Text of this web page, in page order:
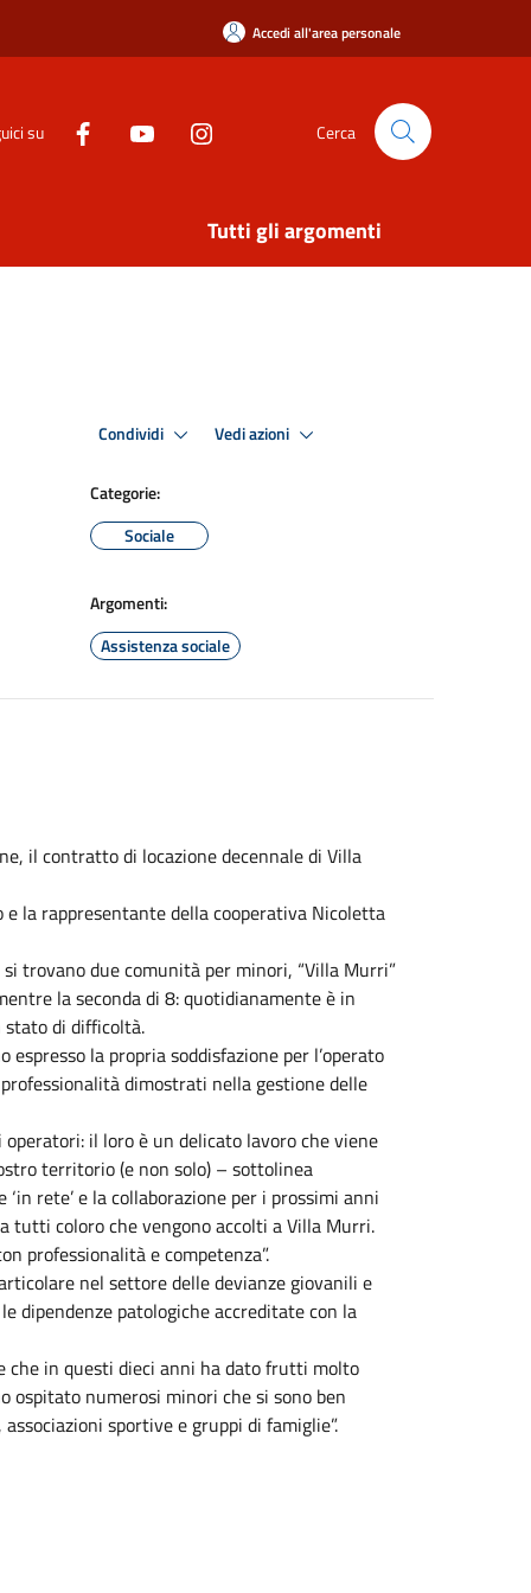
Accedi all'area personale
su Cerca
Tutti gli argomenti
Condividi Vedi azioni
Categorie:
Sociale
Argomenti:
Assistenza sociale
il contratto di locazione decennale di Villa
la rappresentante della cooperativa Nicoletta
trovano due comunità per minori, “Villa Murri”
la seconda di 8: quotidianamente è in
stato di difficoltà.
la propria soddisfazione per l’operato
dimostrati nella gestione delle
il loro è un delicato lavoro che viene
territorio (e non solo) – sottolinea
rete’ e la collaborazione per i prossimi anni
coloro che vengono accolti a Villa Murri.
professionalità e competenza”.
nel settore delle devianze giovanili e
dipendenze patologiche accreditate con la
che in questi dieci anni ha dato frutti molto
ospitato numerosi minori che si sono ben
sportive e gruppi di famiglie”.